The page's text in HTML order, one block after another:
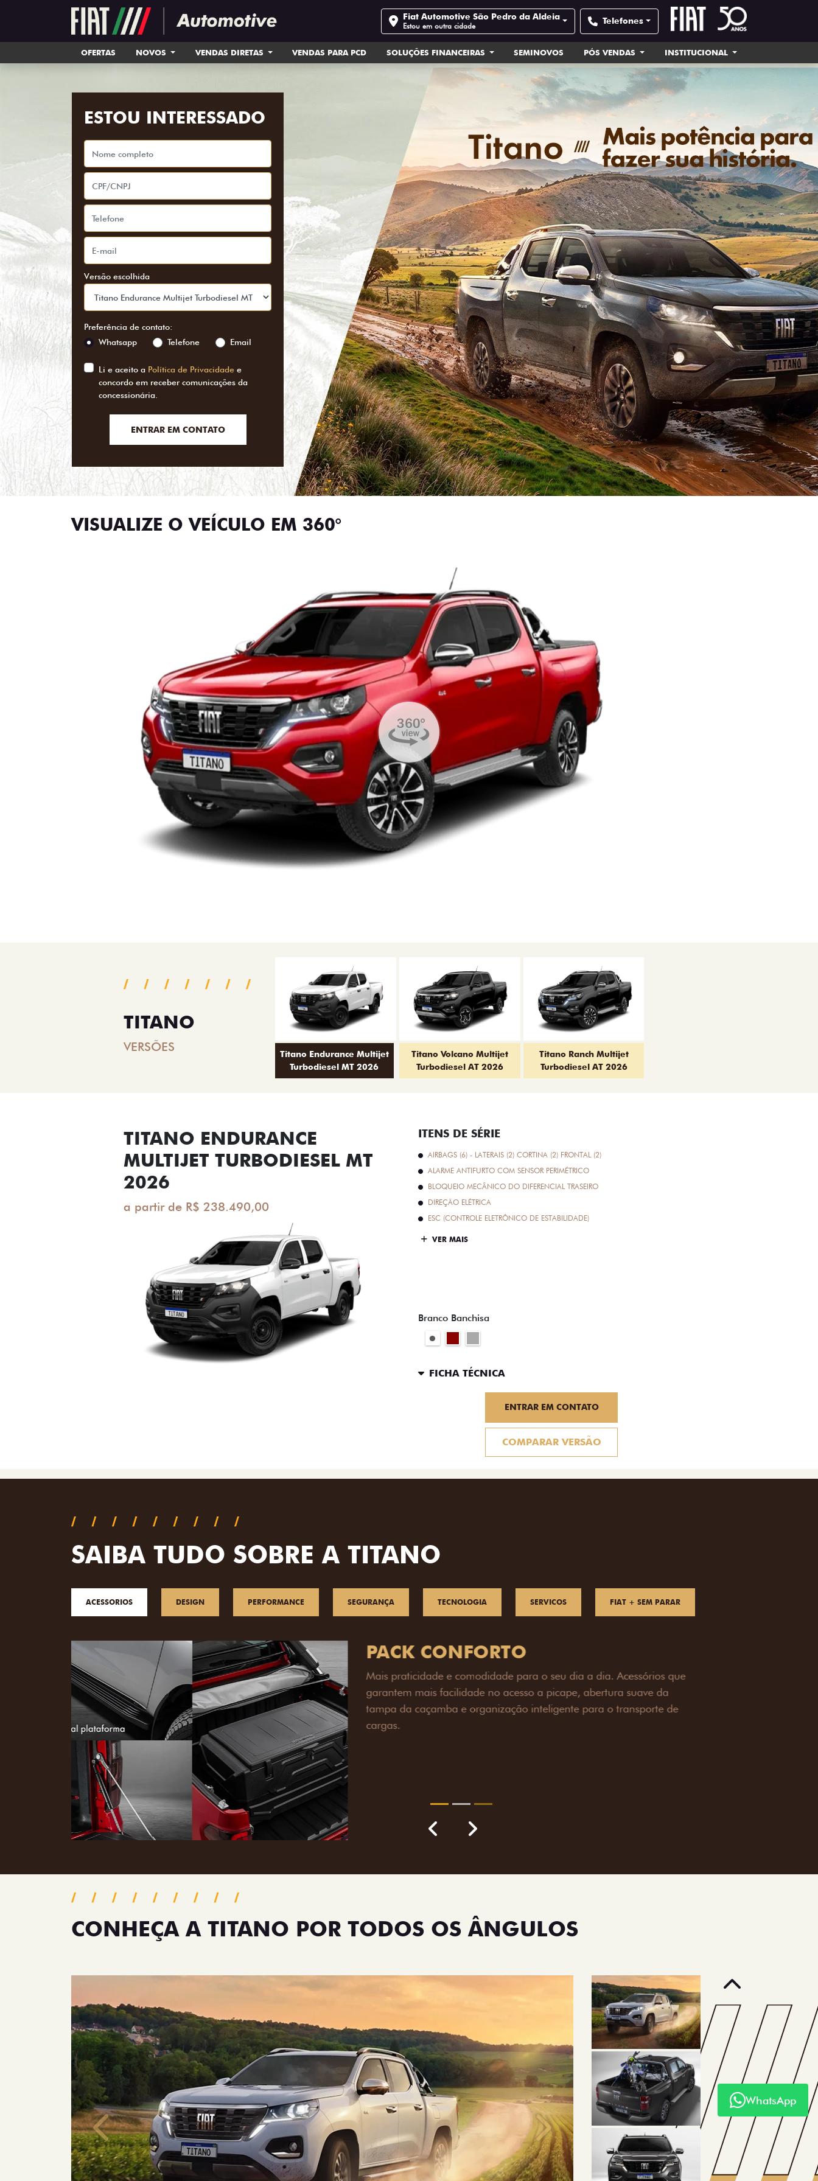
Fiat Automotive São Pedro da Aldeia
Estou em outra cidade Telefones
OFERTAS NOVOS VENDAS DIRETAS VENDAS PARA PCD SOLUÇÕES FINANCEIRAS SEMINOVOS PÓS VENDAS INSTITUCIONAL
ESTOU INTERESSADO
Versão escolhida
Preferência de contato:
Whatsapp
Telefone Email
Li e aceito a Política de Privacidade e
concordo em receber comunicações da
concessionária.
ENTRAR EM CONTATO
VISUALIZE O VEÍCULO EM 360°
TITANO
VERSÕES
Titano Endurance Multijet
Turbodiesel MT 2026
Titano Volcano Multijet
Turbodiesel AT 2026
Titano Ranch Multijet
Turbodiesel AT 2026
TITANO ENDURANCE
MULTIJET TURBODIESEL MT
2026
a partir de R$ 238.490,00
ITENS DE SÉRIE
AIRBAGS (6) - LATERAIS (2) CORTINA (2) FRONTAL (2)
ALARME ANTIFURTO COM SENSOR PERIMÉTRICO
BLOQUEIO MECÂNICO DO DIFERENCIAL TRASEIRO
DIREÇÃO ELÉTRICA
ESC (CONTROLE ELETRÔNICO DE ESTABILIDADE)
VER MAIS
Branco Banchisa
FICHA TÉCNICA
ENTRAR EM CONTATO
COMPARAR VERSÃO
SAIBA TUDO SOBRE A TITANO
ACESSORIOS DESIGN PERFORMANCE SEGURANÇA TECNOLOGIA SERVICOS FIAT + SEM PARAR
PACK OFF-ROAD
Prepare sua picape para qualquer desafio. O Pack off-road combina
engate de reboque para até 3,5 toneladas, alargadores de para-
lamas e overbumper, oferecendo mais capacidade de reboque,
PreviousNext
CONHEÇA A TITANO POR TODOS OS ÂNGULOS
Anterior Próximo
Anterior
WhatsApp